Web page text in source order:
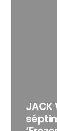
JACK